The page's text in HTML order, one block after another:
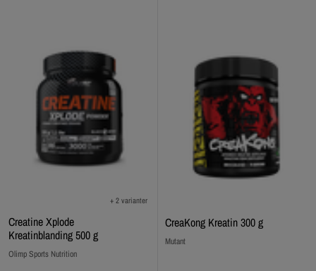
Creatine Xplode
Kreatinblanding 500 g
+ 2 varianter
Olimp Sports Nutrition
CreaKong Kreatin 300 g
Mutant